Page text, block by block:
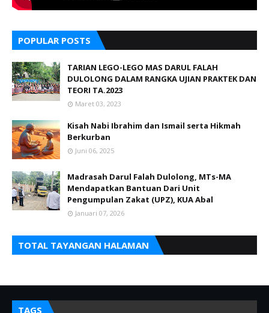
POPULAR POSTS
TARIAN LEGO-LEGO MAS DARUL FALAH
DULOLONG DALAM RANGKA UJIAN PRAKTEK DAN
TEORI TA.2023
Maret 03, 2023
Kisah Nabi Ibrahim dan Ismail serta Hikmah
Berkurban
Juni 06, 2025
‎Madrasah Darul Falah Dulolong, MTs-MA
Mendapatkan Bantuan Dari Unit
Pengumpulan Zakat (UPZ), KUA Abal
Januari 07, 2026
TOTAL TAYANGAN HALAMAN
TAGS